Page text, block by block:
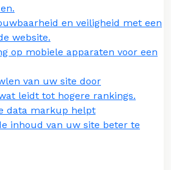
en veiligheid met een
website.
op mobiele apparaten voor een
van uw site door
leidt tot hogere rankings.
data markup helpt
inhoud van uw site beter te